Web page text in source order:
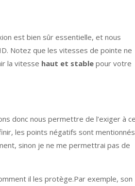
est bien sûr essentielle, et nous
Notez que les vitesses de pointe ne
la vitesse haut et stable pour votre
donc nous permettre de l’exiger à
les points négatifs sont mentionnés
sinon je ne me permettrai pas de
il les protège.Par exemple, son